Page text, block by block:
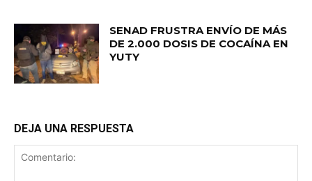
SENAD FRUSTRA ENVÍO DE MÁS
DE 2.000 DOSIS DE COCAÍNA EN
YUTY
DEJA UNA RESPUESTA